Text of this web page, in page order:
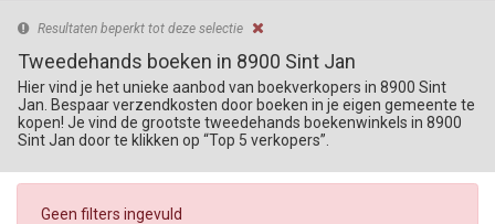
Resultaten beperkt tot deze selectie
Tweedehands boeken in 8900 Sint Jan
Hier vind je het unieke aanbod van boekverkopers in 8900 Sint
Jan. Bespaar verzendkosten door boeken in je eigen gemeente te
kopen! Je vind de grootste tweedehands boekenwinkels in 8900
Sint Jan door te klikken op “Top 5 verkopers”.
Geen filters ingevuld